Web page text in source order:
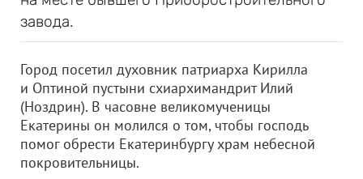
завода.
Город посетил духовник патриарха Кирилла
и Оптиной пустыни схиархимандрит Илий
(Ноздрин). В часовне великомученицы
Екатерины он молился о том, чтобы господь
помог обрести Екатеринбургу храм небесной
покровительницы.